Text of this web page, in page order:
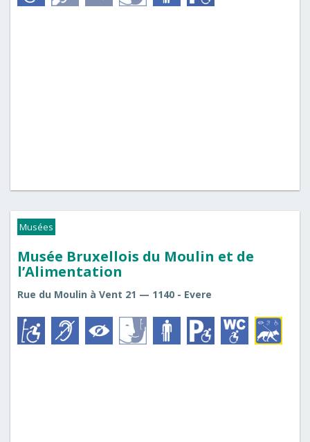
Musées
Musée Bruxellois du Moulin et de
l’Alimentation
Rue du Moulin à Vent 21 — 1140 - Evere